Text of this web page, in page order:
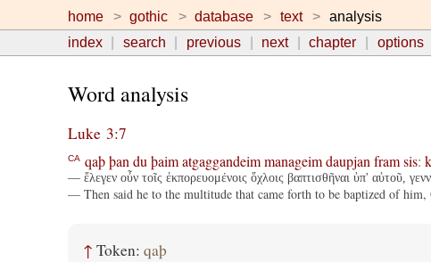
home gothic database text
analysis
index
search previous next chapter options
Word analysis
Luke 3:7
CA qaþ þan du þaim atgaggandeim manageim daupjan fram sis:
— ἔλεγεν οὖν τοῖς ἐκπορευομένοις ὄχλοις βαπτισθῆναι ὑπ' αὐτοῦ,
— Then said he to the multitude that came forth to be baptized of
↑ Token: qaþ